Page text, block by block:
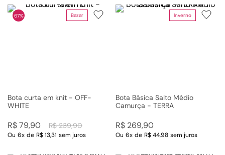
Bazar
67%
Bota curta em knit - OFF-
WHITE
R$ 239,90
R$79,90
Ou 6x de R$ 13,31 sem juros
Inverno
Bota Básica Salto Médio
Camurça - TERRA
R$ 269,90
Ou 6x de R$ 44,98 sem juros